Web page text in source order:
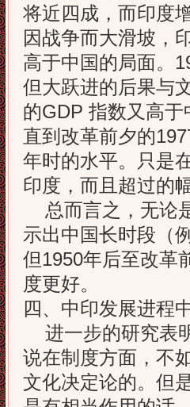
将近四成，而印度
因战争而大滑坡，
高于中国的局面。
但大跃进的后果与
的GDP 指数又高
直到改革前夕的
年时的水平。只是
印度，而且超过的
总而言之，无论
示出中国长时段（
但1950年后至改革
度更好。
四、中印发展进程
进一步的研究表
说在制度方面，不
文化决定论的。但